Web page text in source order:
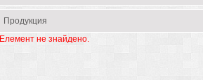
Продукция
Елемент не знайдено.